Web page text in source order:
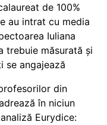
de 100%
au intrat cu media
Iuliana
trebuie măsurată și
se angajează
din
în niciun
Eurydice: